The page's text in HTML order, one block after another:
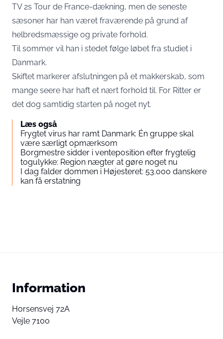
TV 2s Tour de France-dækning, men de seneste
sæsoner har han været fraværende på grund af
helbredsmæssige og private forhold.
Til sommer vil han i stedet følge løbet fra studiet i
Danmark.
Skiftet markerer afslutningen på et makkerskab, som
mange seere har haft et nært forhold til. For Ritter er
det dog samtidig starten på noget nyt.
Læs også
Frygtet virus har ramt Danmark: Én gruppe skal
være særligt opmærksom
Borgmestre sidder i venteposition efter frygtelig
togulykke: Region nægter at gøre noget nu
I dag falder dommen i Højesteret: 53.000 danskere
kan få erstatning
Information
Horsensvej 72A
Vejle 7100